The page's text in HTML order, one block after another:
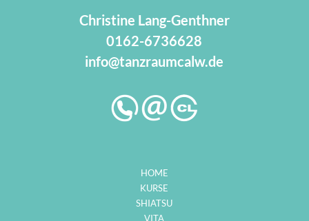
Christine Lang-Genthner
0162-6736628
info@tanzraumcalw.de
HOME
KURSE
SHIATSU
VITA